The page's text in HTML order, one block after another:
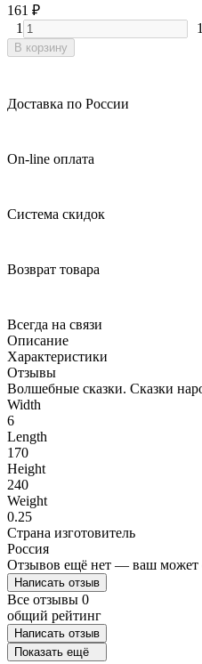
161 ₽
1
1
В корзину
Доставка по России
On-line оплата
Система скидок
Возврат товара
Всегда на связи
Описание
Характеристики
Отзывы
Волшебные сказки. Сказки
Width
6
Length
170
Height
240
Weight
0.25
Страна изготовитель
Россия
Отзывов ещё нет — ваш может
Написать отзыв
Все отзывы 0
общий рейтинг
Написать отзыв
Показать ещё